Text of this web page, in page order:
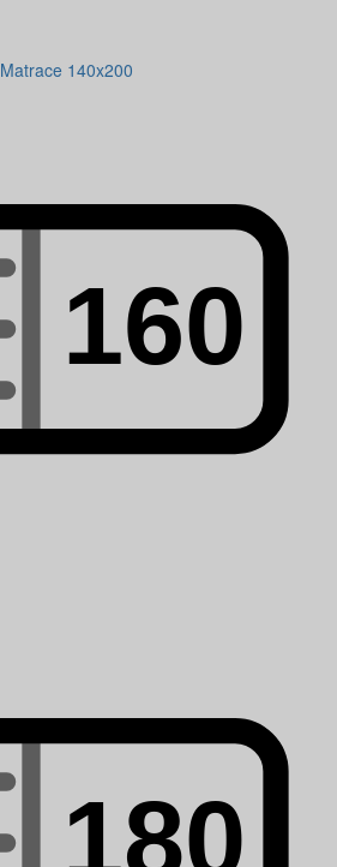
Matrace 140x200